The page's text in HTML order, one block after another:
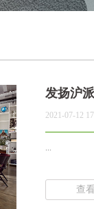
发扬沪
2021-07-12
...
查